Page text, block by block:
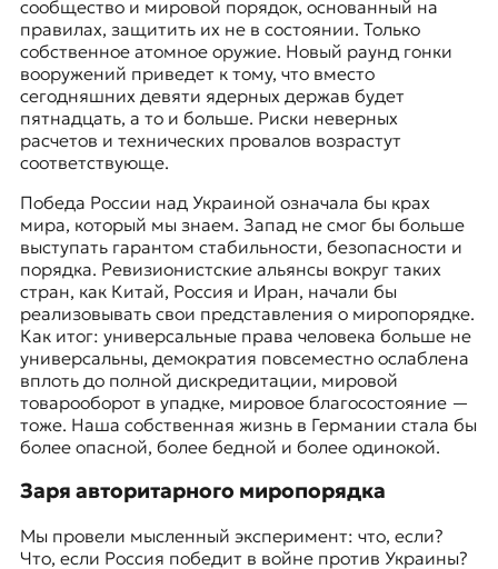
сообщество и мировой порядок, основанный на
правилах, защитить их не в состоянии. Только
собственное атомное оружие. Новый раунд гонки
вооружений приведет к тому, что вместо
сегодняшних девяти ядерных держав будет
пятнадцать, а то и больше. Риски неверных
расчетов и технических провалов возрастут
соответствующе.
Победа России над Украиной означала бы крах
мира, который мы знаем. Запад не смог бы больше
выступать гарантом стабильности, безопасности и
порядка. Ревизионистские альянсы вокруг таких
стран, как Китай, Россия и Иран, начали бы
реализовывать свои представления о миропорядке.
Как итог: универсальные права человека больше не
универсальны, демократия повсеместно ослаблена
вплоть до полной дискредитации, мировой
товарооборот в упадке, мировое благосостояние —
тоже. Наша собственная жизнь в Германии стала бы
более опасной, более бедной и более одинокой.
Заря авторитарного миропорядка
Мы провели мысленный эксперимент: что, если?
Что, если Россия победит в войне против Украины?